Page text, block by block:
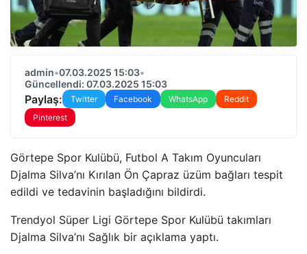
admin•07.03.2025 15:03•
Güncellendi: 07.03.2025 15:03
Paylaş: Twitter Facebook WhatsApp
Reddit
Pinterest
Görtepe Spor Kulübü, Futbol A Takım Oyuncuları
Djalma Silva’nı Kırılan Ön Çapraz üzüm bağları tespit
edildi ve tedavinin başladığını bildirdi.
Trendyol Süper Ligi Görtepe Spor Kulübü takımları
Djalma Silva’nı Sağlık bir açıklama yaptı.